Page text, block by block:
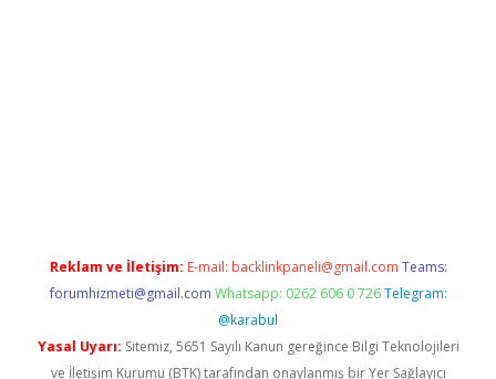
Reklam ve İletişim: E-mail: backlinkpaneli@gmail.com Teams:
forumhizmeti@gmail.com Whatsapp: 0262 606 0 726 Telegram:
@karabul
Yasal Uyarı: Sitemiz, 5651 Sayılı Kanun gereğince Bilgi Teknolojileri
ve İletişim Kurumu (BTK) tarafından onaylanmış bir Yer Sağlayıcı